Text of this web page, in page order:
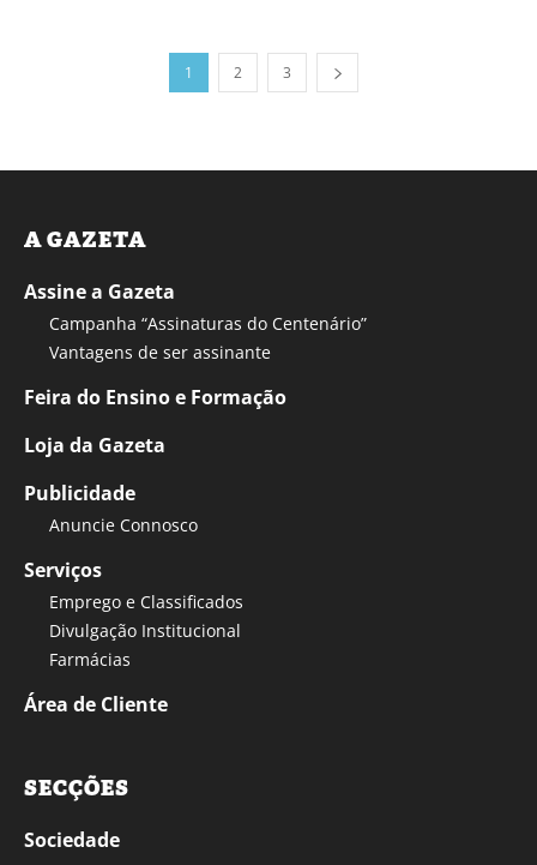
1 2 3
A GAZETA
Assine a Gazeta
Campanha “Assinaturas do Centenário”
Vantagens de ser assinante
Feira do Ensino e Formação
Loja da Gazeta
Publicidade
Anuncie Connosco
Serviços
Emprego e Classificados
Divulgação Institucional
Farmácias
Área de Cliente
SECÇÕES
Sociedade